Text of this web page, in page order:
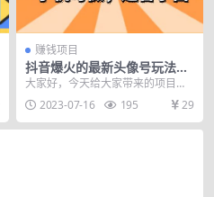
赚钱项目
抖音爆火的最新头像号玩法，
一条作品500w播放量，手机
大家好，今天给大家带来的项目是
《抖音爆火的最新头像号玩法，一
条作品500w播放量...
2023-07-16 195 29